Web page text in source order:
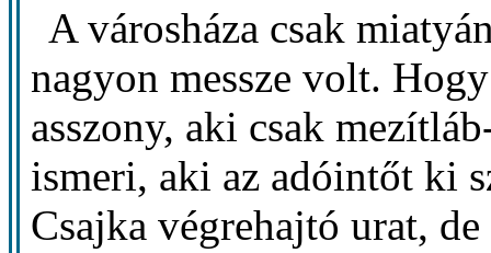
A városháza csak
nagyon messze volt.
asszony, aki csak
ismeri, aki az adóintőt ki
Csajka végrehajtó urat,